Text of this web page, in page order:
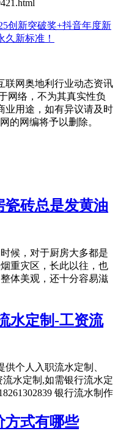
创新突破奖+抖音年度新
久新标准！
联网奥地利行业动态资讯
网络，不为其真实性负
业用途，如有异议请及时
的网编将予以删除。
瓷砖总是发黄油
候，对于厨房大多都是
重灾区，长此以往，也
体美观，还十分容易滋
水定制-工资流
个人入职流水定制、
水定制,如需银行流水定
银行流水制作
方式有哪些